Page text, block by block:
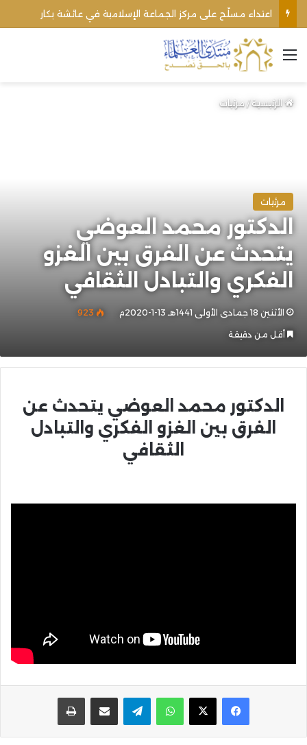
اعتداء مسلّح على مركز الجماعة الإسلامية في عائشة بكار
القائمة
الرئيسية/مرئيات
مرئيات
الدكتور محمد العوضي
يتحدث عن الفرق بين الغزو
الفكري والتبادل الثقافي
الأثنين 18 جمادى الأولى 1441هـ 13-1-2020م 923
أقل من دقيقة
الدكتور محمد العوضي يتحدث عن
الفرق بين الغزو الفكري والتبادل
الثقافي
واتساب تيلقرام مشاركة عبر البريد